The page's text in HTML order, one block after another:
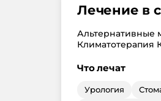
Лечение в
Альтернативные
Климатотерапия
Что лечат
Урология